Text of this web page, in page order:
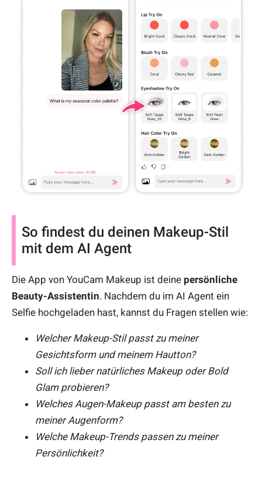
So findest du deinen Makeup-Stil
mit dem AI Agent
Die App von YouCam Makeup ist deine persönliche
Beauty-Assistentin. Nachdem du im AI Agent ein
Selfie hochgeladen hast, kannst du Fragen stellen wie:
Welcher Makeup-Stil passt zu meiner
Gesichtsform und meinem Hautton?
Soll ich lieber natürliches Makeup oder Bold
Glam probieren?
Welches Augen-Makeup passt am besten zu
meiner Augenform?
Welche Makeup-Trends passen zu meiner
Persönlichkeit?